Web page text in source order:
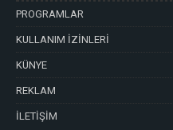
PROGRAMLAR
KULLANIM İZİNLERİ
KÜNYE
REKLAM
İLETİŞİM